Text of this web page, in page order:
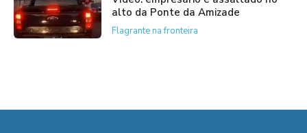
alto da Ponte da Amizade
Flagrante na fronteira